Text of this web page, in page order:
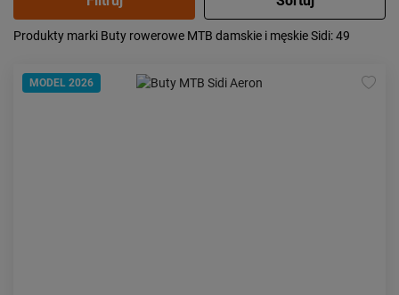
Popularność:
największa
od najwyższej
Produkty marki Buty rowerowe MTB damskie i męskie Sidi: 49
MODEL 2026